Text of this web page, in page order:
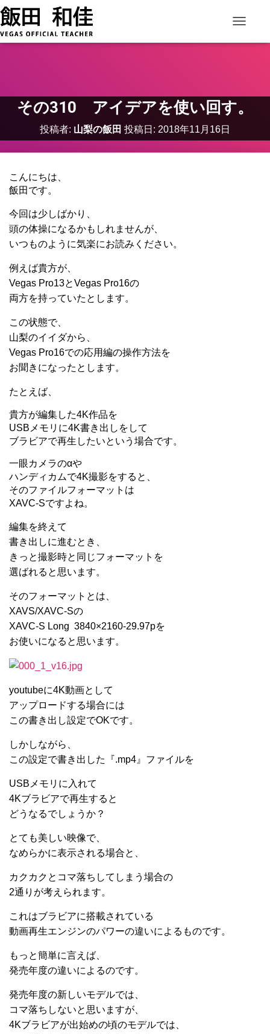
その310 アイデアを使い回す。
投稿者: 山梨の飯田 投稿日: 2018年11月16日
こんにちは、
飯田です。
今回は少しばかり、
頭の体操になるかもしれませんが、
いつものように気楽にお読みください。
例えば貴方が、
Vegas Pro13とVegas Pro16の
両方を持っていたとします。
この状態で、
山梨のイイダから、
Vegas Pro16での応用編の操作方法を
お聞きになったとします。
たとえば、
貴方が編集した4K作品を
USBメモリに4K書き出しをして
ブラビアで再生したいという場合です。
一眼カメラのαや
ハンディカムで4K撮影をすると、
そのファイルフォーマットは
XAVC-Sですよね。
編集を終えて
書き出しに進むとき、
きっと撮影時と同じフォーマットを
選ばれると思います。
そのフォーマットとは、
XAVS/XAVC-Sの
XAVC-S Long 3840×2160-29.97pを
お使いになると思います。
youtubeに4K動画として
アップロードする場合には
この書き出し設定でOKです。
しかしながら、
この設定で書き出した『.mp4』ファイルを
USBメモリに入れて
4Kブラビアで再生すると
どうなるでしょうか？
とても美しい映像で、
なめらかに表示される場合と、
カクカクとコマ落ちしてしまう場合の
2通りが考えられます。
これはブラビアに搭載されている
動画再生エンジンのパワーの違いによるものです。
もっと簡単に言えば、
発売年度の違いによるのです。
発売年度の新しいモデルでは、
コマ落ちしないと思いますが、
4Kブラビアが出始めの頃のモデルでは、